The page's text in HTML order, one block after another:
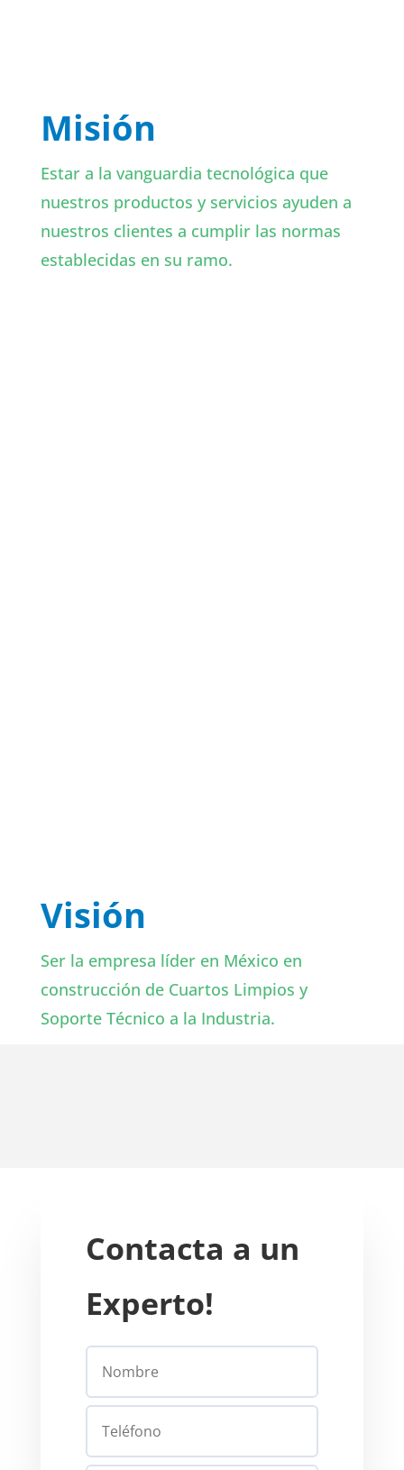
Misión
Estar a la vanguardia tecnológica que
nuestros productos y servicios ayuden a
nuestros clientes a cumplir las normas
establecidas en su ramo.
Visión
Ser la empresa líder en México en
construcción de Cuartos Limpios y
Soporte Técnico a la Industria.
Contacta a un
Experto!